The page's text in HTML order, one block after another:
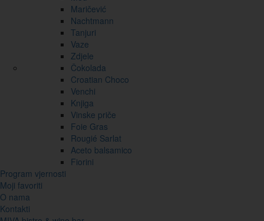
Maričević
Nachtmann
Tanjuri
Vaze
Zdjele
Čokolada
Croatian Choco
Venchi
Knjiga
Vinske priče
Foie Gras
Rougié Sarlat
Aceto balsamico
Fiorini
Program vjernosti
Moji favoriti
O nama
Kontakti